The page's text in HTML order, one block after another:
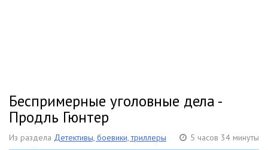
Беспримерные уголовные дела -
Продль Гюнтер
Из раздела Детективы, боевики, триллеры 5 часов 34 минуты